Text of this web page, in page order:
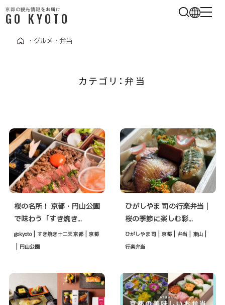
・ グルメ ・ 弁当
カテゴリ：弁当
桜の名所！ 京都・円山公園
で味わう「すき焼き...
gokyoto | すき焼き十二天 京都 | 京都
| 円山公園
ひがしやま 司の行楽弁当｜
桜の季節に楽しむ彩...
ひがしやま 司 | 京都 | 弁当 | 東山 |
行楽弁当
京都の観光情報をお届け
GO KYOTO